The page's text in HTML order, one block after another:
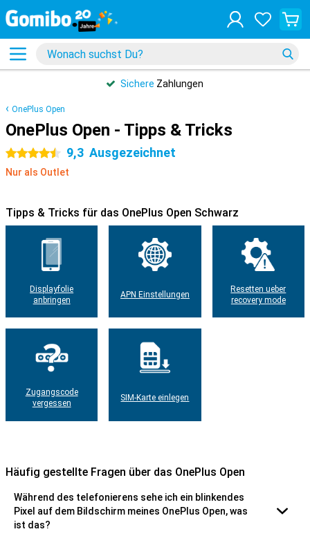
Sichere Zahlungen
OnePlus Open
OnePlus Open - Tipps & Tricks
4.5 Sterne 9,3 Ausgezeichnet
Nur als Outlet
Tipps & Tricks für das OnePlus Open Schwarz
Displayfolie
anbringen
APN Einstellungen
Resetten ueber
recovery mode
Zugangscode
vergessen
SIM-Karte einlegen
Häufig gestellte Fragen über das OnePlus Open
Während des telefonierens sehe ich ein blinkendes
Pixel auf dem Bildschirm meines OnePlus Open, was
ist das?